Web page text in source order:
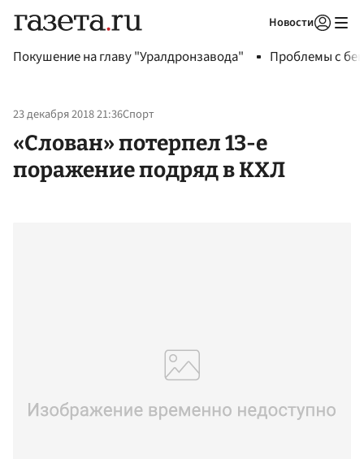
Новости
Покушение на главу "Уралдронзавода" Проблемы с
23 декабря 2018 21:36Спорт
«Слован» потерпел 13-е
поражение подряд в КХЛ